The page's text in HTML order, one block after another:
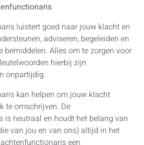
luistert goed naar jouw klacht en
adviseren, begeleiden en
bemiddelen. Alles om te zorgen voor
hierbij zijn
onpartijdig.
kan helpen om jouw klacht
te omschrijven. De
is neutraal en houdt het belang van
van jou en van ons) altijd in het
een